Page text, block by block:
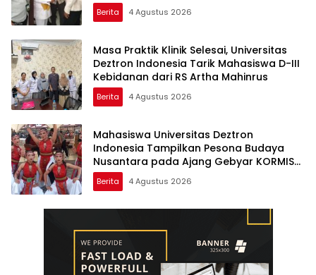
Berita 4 Agustus 2026
Masa Praktik Klinik Selesai, Universitas
Deztron Indonesia Tarik Mahasiswa D-III
Kebidanan dari RS Artha Mahinrus
Berita 4 Agustus 2026
Mahasiswa Universitas Deztron
Indonesia Tampilkan Pesona Budaya
Nusantara pada Ajang Gebyar KORMISU
Road to FORPROVSU 2026
Berita 4 Agustus 2026